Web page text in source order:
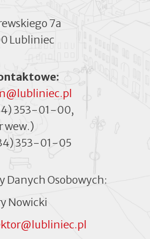
7a
Lubliniec
353-01-00,
wew.)
353-01-05
Danych Osobowych:
Nowicki